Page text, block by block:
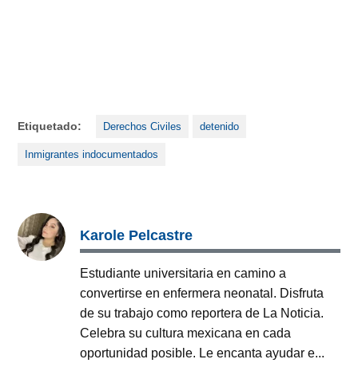
Etiquetado: Derechos Civiles detenido
Inmigrantes indocumentados
Karole Pelcastre
Estudiante universitaria en camino a
convertirse en enfermera neonatal. Disfruta
de su trabajo como reportera de La Noticia.
Celebra su cultura mexicana en cada
oportunidad posible. Le encanta ayudar e...